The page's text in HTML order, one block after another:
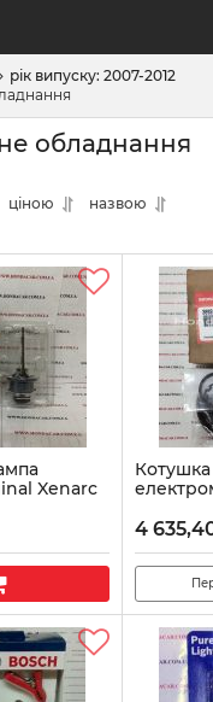
рік випуску: 2007-2012
обладнання
ціною
назвою
Xenarc
Котушка
Артикул:
4